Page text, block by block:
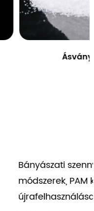
flokkuláló
kezelési
és víz